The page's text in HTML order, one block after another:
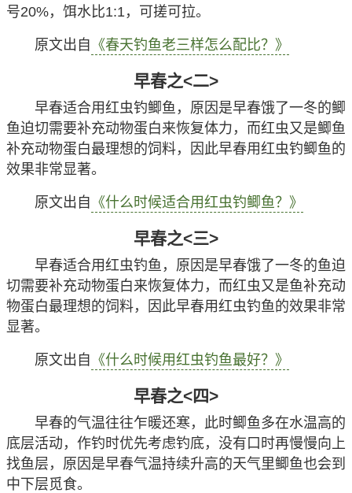
号20%，饵水比1:1，可搓可拉。
原文出自 《春天钓鱼老三样怎么配比？》
早春之<二>
早春适合用红虫钓鲫鱼，原因是早春饿了一冬的鲫
鱼迫切需要补充动物蛋白来恢复体力，而红虫又是鲫鱼
补充动物蛋白最理想的饲料，因此早春用红虫钓鲫鱼的
效果非常显著。
原文出自 《什么时候适合用红虫钓鲫鱼？》
早春之<三>
早春适合用红虫钓鱼，原因是早春饿了一冬的鱼迫
切需要补充动物蛋白来恢复体力，而红虫又是鱼补充动
物蛋白最理想的饲料，因此早春用红虫钓鱼的效果非常
显著。
原文出自 《什么时候用红虫钓鱼最好？》
早春之<四>
早春的气温往往乍暖还寒，此时鲫鱼多在水温高的
底层活动，作钓时优先考虑钓底，没有口时再慢慢向上
找鱼层，原因是早春气温持续升高的天气里鲫鱼也会到
中下层觅食。